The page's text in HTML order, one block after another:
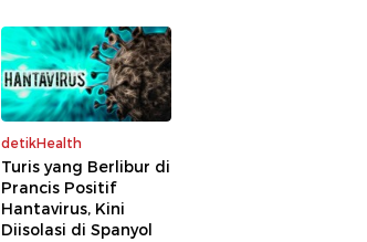
detikHealth
Turis yang Berlibur di
Prancis Positif
Hantavirus, Kini
Diisolasi di Spanyol